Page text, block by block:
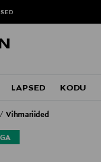
LAPSED KODU
Vihmariided